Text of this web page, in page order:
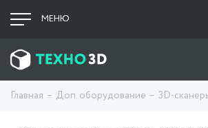
МЕНЮ
Главная Доп. оборудование 3D-